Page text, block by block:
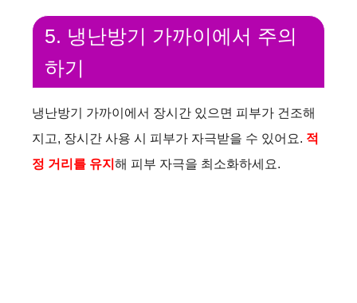
5. 냉난방기 가까이에서 주의
하기
냉난방기 가까이에서 장시간 있으면 피부가 건조해
지고, 장시간 사용 시 피부가 자극받을 수 있어요. 적
정 거리를 유지 해 피부 자극을 최소화하세요.